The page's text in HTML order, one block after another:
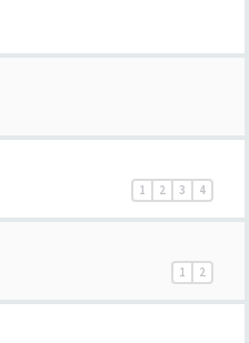
1 2 3 4
1 2